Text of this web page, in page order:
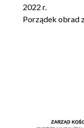
2022 r.
Porządek obrad